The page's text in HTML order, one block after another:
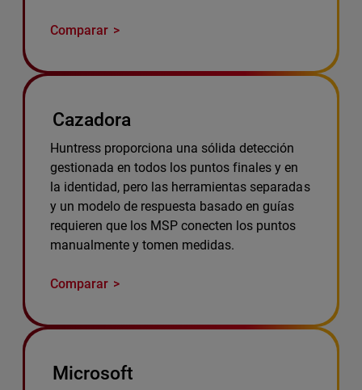
Comparar
Cazadora
Huntress proporciona una sólida detección
gestionada en todos los puntos finales y en
la identidad, pero las herramientas separadas
y un modelo de respuesta basado en guías
requieren que los MSP conecten los puntos
manualmente y tomen medidas.
Comparar
Microsoft